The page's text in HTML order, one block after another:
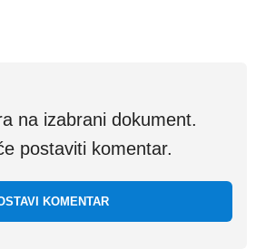
na izabrani dokument.
postaviti komentar.
KOMENTAR